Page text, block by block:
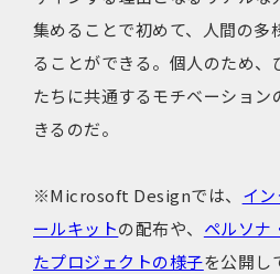
集めることで初めて、人間の多
ることができる。個人のため
たちに共通するモチベーショ
きるのだ。
※Microsoft Designでは、 イ
ールキットの配布や、 ペルソナ
たプロジェクトの様子を公開し